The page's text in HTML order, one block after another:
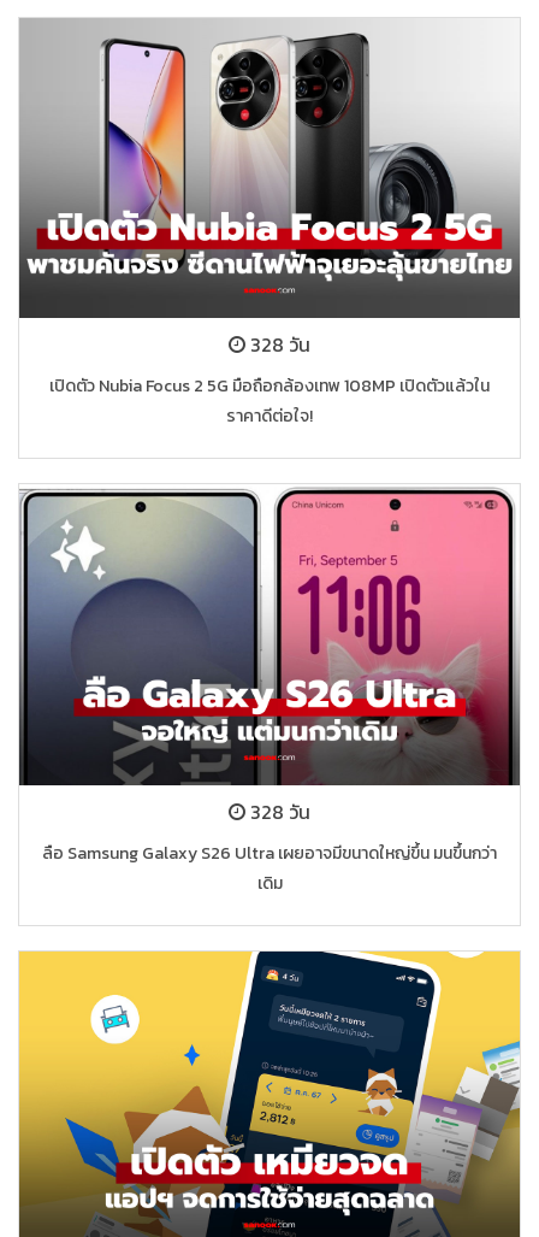
328 วัน
เปิดตัว Nubia Focus 2 5G มือถือกล้องเทพ 108MP เปิดตัวแล้วใน
ราคาดีต่อใจ!
328 วัน
ลือ Samsung Galaxy S26 Ultra เผยอาจมีขนาดใหญ่ขึ้น มนขึ้นกว่า
เดิม